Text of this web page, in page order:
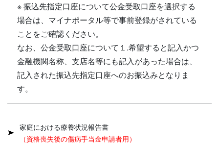
※ 振込先指定口座について公金受取口座を選択する
場合は、マイナポータル等で事前登録がされている
ことをご確認ください。
なお、公金受取口座について１.希望すると記入かつ
金融機関名称、支店名等にも記入があった場合は、
記入された振込先指定口座へのお振込みとなりま
す。
家庭における療養状況報告書
（資格喪失後の傷病手当金申請者用）